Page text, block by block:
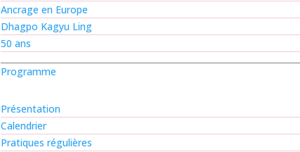
Ancrage en Europe
Dhagpo Kagyu Ling
50 ans
Programme
Présentation
Calendrier
Pratiques régulières